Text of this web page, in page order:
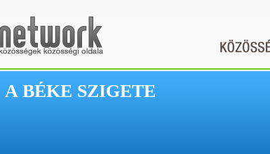
A BÉKE SZIGETE